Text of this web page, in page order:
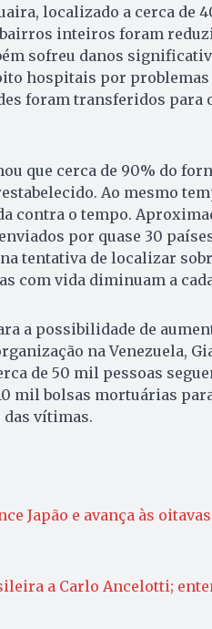
localizado a cerca de
inteiros foram
sofreu danos
hospitais por problemas
foram transferidos para
que cerca de 90% do
Ao mesmo
contra o tempo.
por quase 30
tentativa de localizar
com vida diminuam a
a possibilidade de
na Venezuela,
de 50 mil pessoas
mil bolsas mortuárias
das vítimas.
Japão e avança às oitavas
a Carlo Ancelotti;